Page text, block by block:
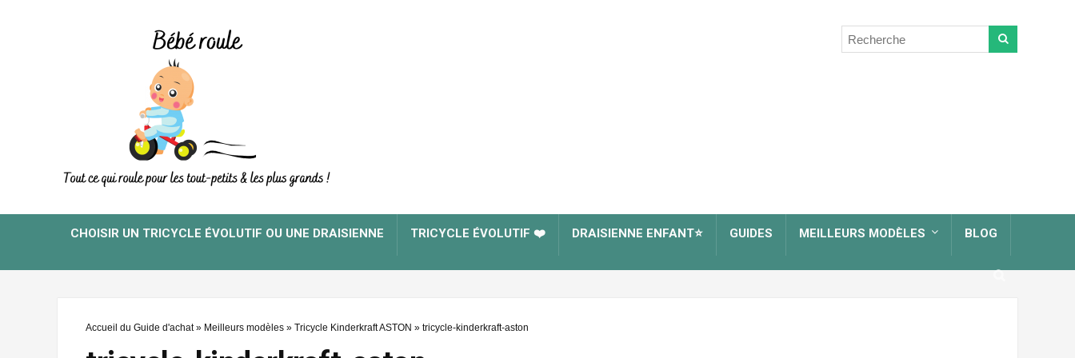
CHOISIR UN TRICYCLE ÉVOLUTIF OU UNE DRAISIENNE TRICYCLE ÉVOLUTIF ❤️ DRAISIENNE ENFANT⭐ GUIDES MEILLEURS MODÈLES BLOG
Accueil du Guide d'achat» Meilleurs modèles » Tricycle Kinderkraft ASTON » tricycle-kinderkraft-aston